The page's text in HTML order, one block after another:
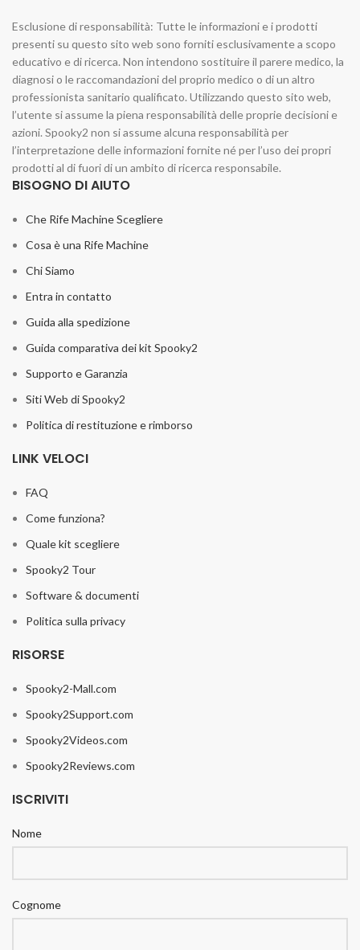
Esclusione di responsabilità: Tutte le informazioni e i prodotti
presenti su questo sito web sono forniti esclusivamente a scopo
educativo e di ricerca. Non intendono sostituire il parere medico, la
diagnosi o le raccomandazioni del proprio medico o di un altro
professionista sanitario qualificato. Utilizzando questo sito web,
l’utente si assume la piena responsabilità delle proprie decisioni e
azioni. Spooky2 non si assume alcuna responsabilità per
l’interpretazione delle informazioni fornite né per l’uso dei propri
prodotti al di fuori di un ambito di ricerca responsabile.
BISOGNO DI AIUTO
Che Rife Machine Scegliere
Cosa è una Rife Machine
Chi Siamo
Entra in contatto
Guida alla spedizione
Guida comparativa dei kit Spooky2
Supporto e Garanzia
Siti Web di Spooky2
Politica di restituzione e rimborso
LINK VELOCI
FAQ
Come funziona?
Quale kit scegliere
Spooky2 Tour
Software & documenti
Politica sulla privacy
RISORSE
Spooky2-Mall.com
Spooky2Support.com
Spooky2Videos.com
Spooky2Reviews.com
ISCRIVITI
Nome
Cognome